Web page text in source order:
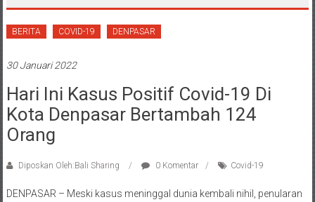
BERITA COVID-19 DENPASAR
30 Januari 2022
Hari Ini Kasus Positif Covid-19 Di
Kota Denpasar Bertambah 124
Orang
Diposkan Oleh:Bali Sharing 0 Komentar Covid-19
DENPASAR – Meski kasus meninggal dunia kembali nihil, penularan